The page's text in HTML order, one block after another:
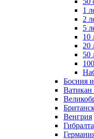
1
2
5
10
20
50
Босния
Венгрия